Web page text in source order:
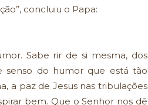
concluiu o Papa:
Sabe rir de si mesma, dos
senso do humor que está tão
a paz de Jesus nas tribulações
bem. Que o Senhor nos dê